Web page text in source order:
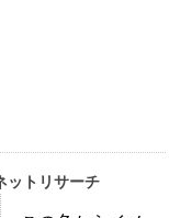
ットリサーチ